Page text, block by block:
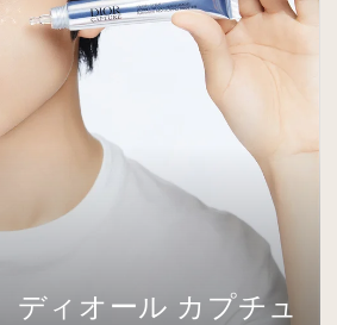
ディオール カプチュ